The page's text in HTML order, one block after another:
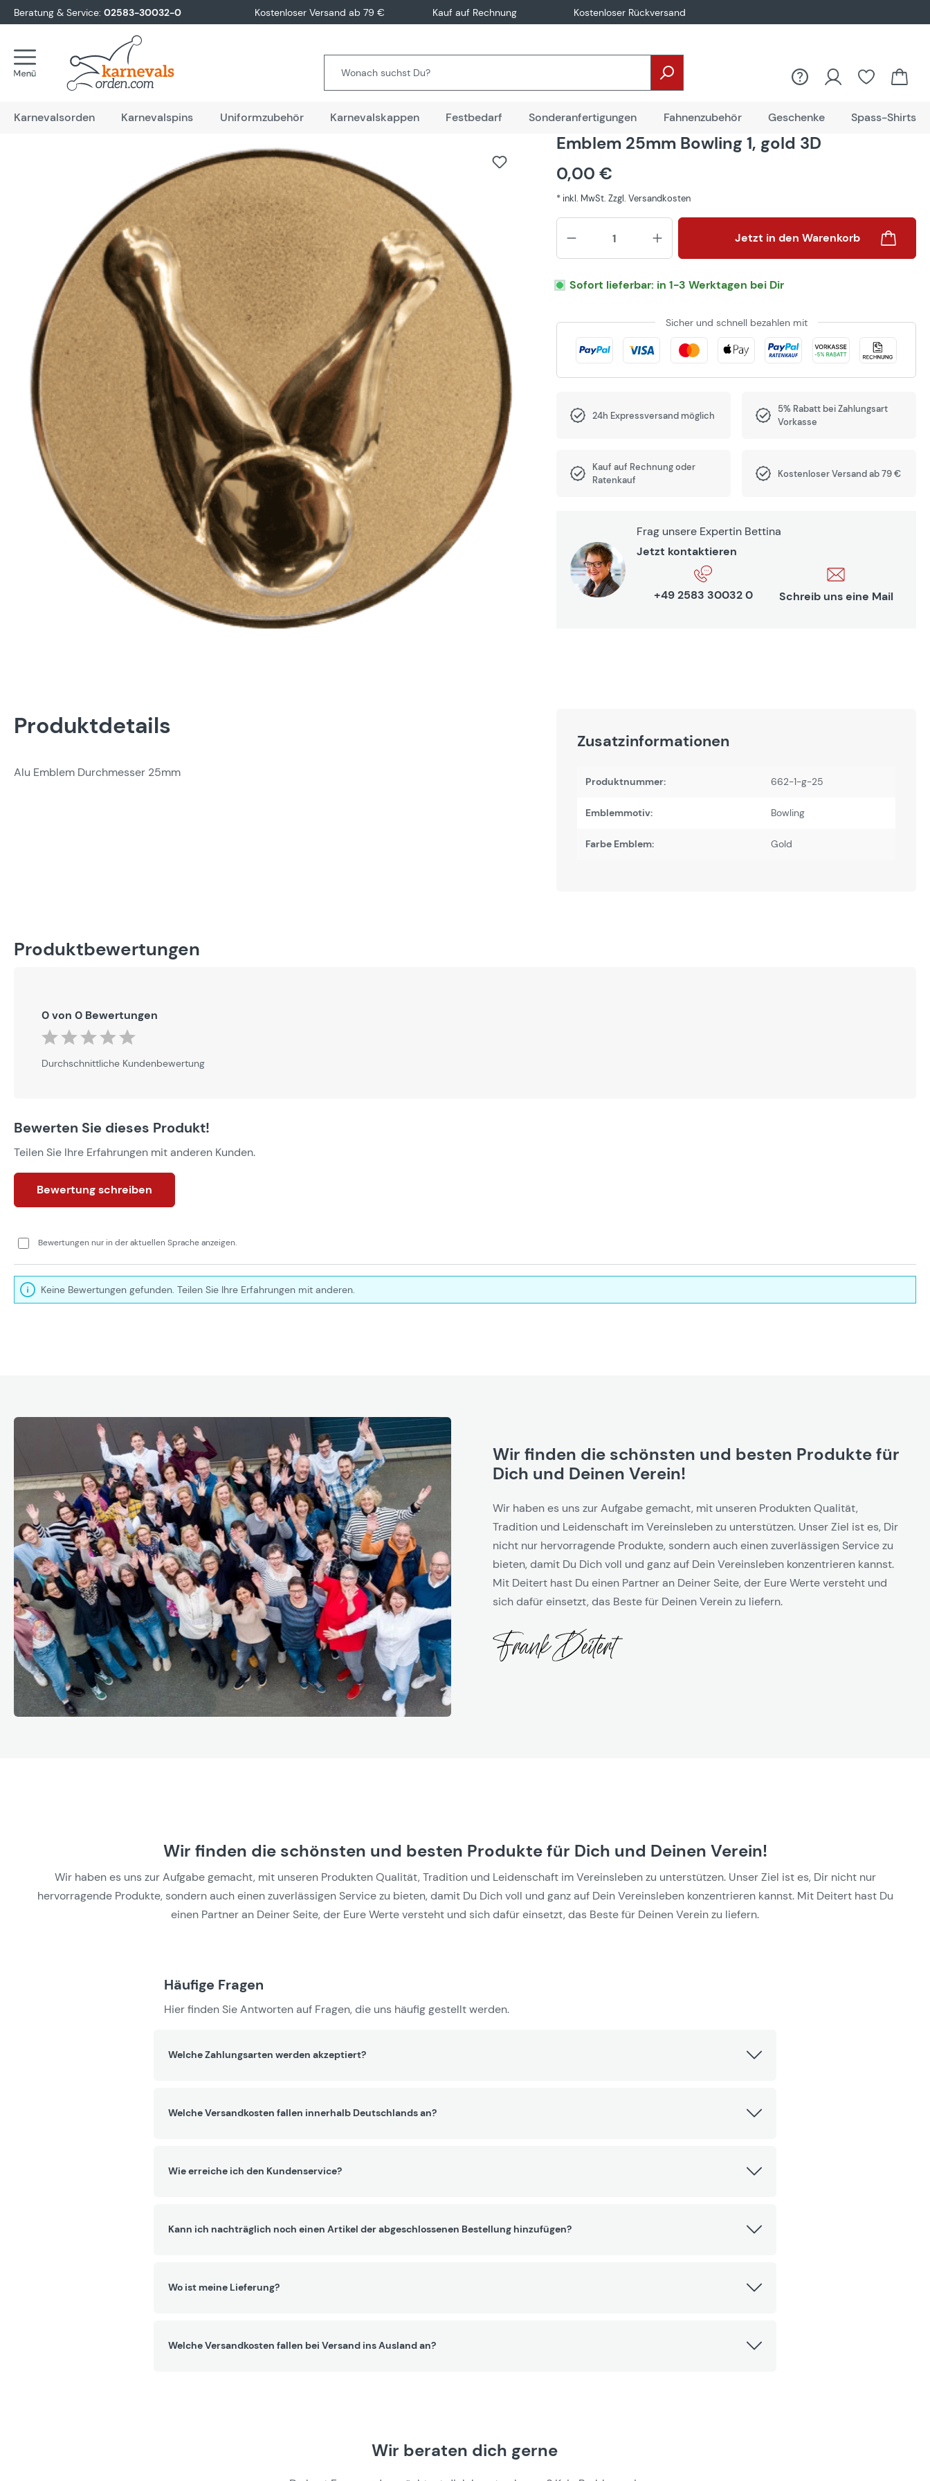
Zur Hauptnavigation springen
Beratung & Service: 02583-30032-0 Kostenloser Versand ab 79 € Kauf auf Rechnung Kostenloser Rückversand
Karnevalsorden Karnevalspins Uniformzubehör Karnevalskappen Festbedarf Sonderanfertigungen Fahnenzubehör Geschenke Spass-Shirts
Emblem 25mm Bowling 1, gold 3D
0,00 €
* inkl. MwSt. Zzgl. Versandkosten
Produkt Anzahl: Gib den
Jetzt in den Warenkorb
Sofort lieferbar: in 1-3 Werktagen bei Dir
Sicher und schnell bezahlen mit
24h Expressversand möglich
5% Rabatt bei Zahlungsart
Vorkasse
Kauf auf Rechnung oder
Ratenkauf
Kostenloser Versand ab 79 €
Frag unsere Expertin Bettina
Jetzt kontaktieren
+49 2583 30032 0 Schreib uns eine Mail
Produktdetails
Alu Emblem Durchmesser 25mm
Zusatzinformationen
Produktnummer: 662-1-g-25
Emblemmotiv: Bowling
Farbe Emblem: Gold
Produktbewertungen
0 von 0 Bewertungen
Durchschnittliche Bewertung von 0 von 5 Sternen
Durchschnittliche Kundenbewertung
Bewerten Sie dieses Produkt!
Teilen Sie Ihre Erfahrungen mit anderen Kunden.
Bewertung schreiben
Bewertungen nur in der aktuellen Sprache anzeigen.
Keine Bewertungen gefunden. Teilen Sie Ihre Erfahrungen mit anderen.
Wir finden die schönsten und besten Produkte für
Dich und Deinen Verein!
Wir haben es uns zur Aufgabe gemacht, mit unseren Produkten Qualität,
Tradition und Leidenschaft im Vereinsleben zu unterstützen. Unser Ziel ist es, Dir
nicht nur hervorragende Produkte, sondern auch einen zuverlässigen Service zu
bieten, damit Du Dich voll und ganz auf Dein Vereinsleben konzentrieren kannst.
Mit Deitert hast Du einen Partner an Deiner Seite, der Eure Werte versteht und
sich dafür einsetzt, das Beste für Deinen Verein zu liefern.
Wir finden die schönsten und besten Produkte für Dich und Deinen Verein!
Wir haben es uns zur Aufgabe gemacht, mit unseren Produkten Qualität, Tradition und Leidenschaft im Vereinsleben zu unterstützen. Unser Ziel ist es, Dir nicht nur
hervorragende Produkte, sondern auch einen zuverlässigen Service zu bieten, damit Du Dich voll und ganz auf Dein Vereinsleben konzentrieren kannst. Mit Deitert hast Du
einen Partner an Deiner Seite, der Eure Werte versteht und sich dafür einsetzt, das Beste für Deinen Verein zu liefern.
Häufige Fragen
Hier finden Sie Antworten auf Fragen, die uns häufig gestellt werden.
Welche Zahlungsarten werden akzeptiert?
Welche Versandkosten fallen innerhalb Deutschlands an?
Wie erreiche ich den Kundenservice?
Kann ich nachträglich noch einen Artikel der abgeschlossenen Bestellung hinzufügen?
Wo ist meine Lieferung?
Welche Versandkosten fallen bei Versand ins Ausland an?
Wir beraten dich gerne